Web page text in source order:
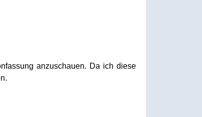
anzuschauen. Da ich diese